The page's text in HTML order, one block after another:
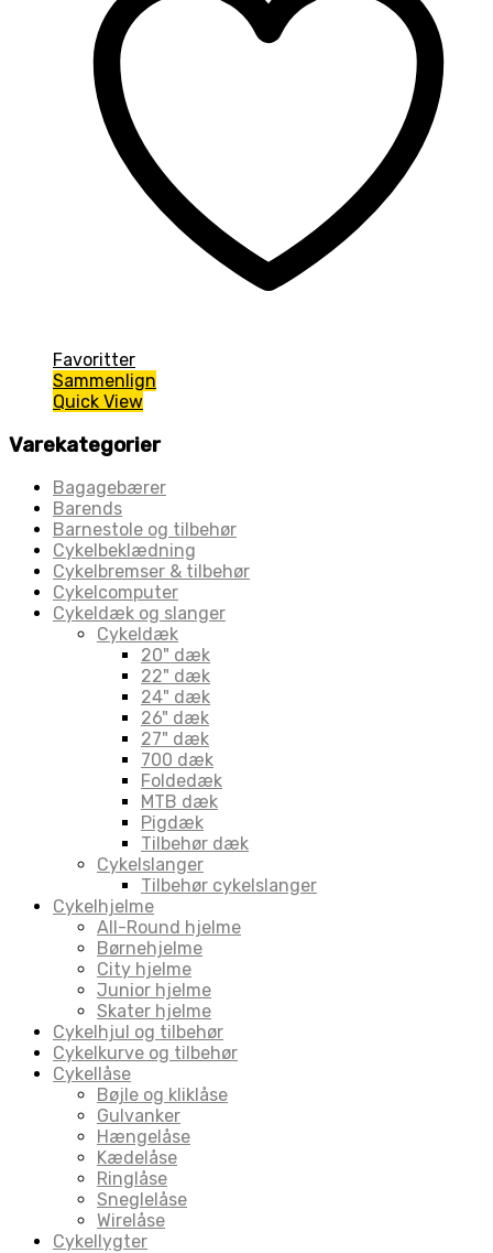
Favoritter
Sammenlign
Quick View
Varekategorier
Bagagebærer
Barends
Barnestole og tilbehør
Cykelbeklædning
Cykelbremser & tilbehør
Cykelcomputer
Cykeldæk og slanger
Cykeldæk
20" dæk
22" dæk
24" dæk
26" dæk
27" dæk
700 dæk
Foldedæk
MTB dæk
Pigdæk
Tilbehør dæk
Cykelslanger
Tilbehør cykelslanger
Cykelhjelme
All-Round hjelme
Børnehjelme
City hjelme
Junior hjelme
Skater hjelme
Cykelhjul og tilbehør
Cykelkurve og tilbehør
Cykellåse
Bøjle og kliklåse
Gulvanker
Hængelåse
Kædelåse
Ringlåse
Sneglelåse
Wirelåse
Cykellygter